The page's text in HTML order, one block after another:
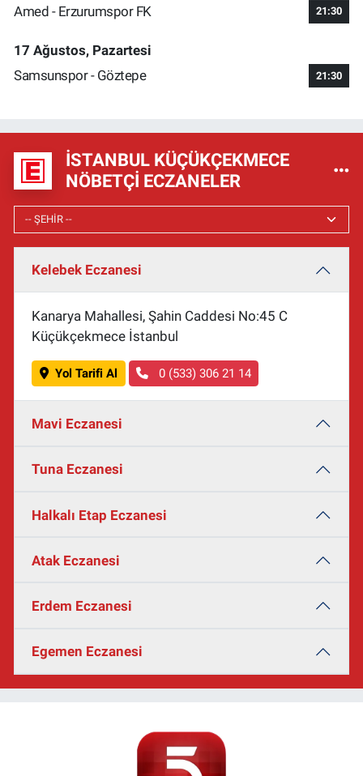
Amed - Erzurumspor FK 21:30
17 Ağustos, Pazartesi
Samsunspor - Göztepe
21:30
İSTANBUL KÜÇÜKÇEKMECE
NÖBETÇI ECZANELER
Kelebek Eczanesi
Kanarya Mahallesi, Şahin Caddesi No:45 C
Küçükçekmece İstanbul
Yol Tarifi Al 0 (533) 306 21 14
Mavi Eczanesi
Tuna Eczanesi
Halkalı Etap Eczanesi
Atak Eczanesi
Erdem Eczanesi
Egemen Eczanesi